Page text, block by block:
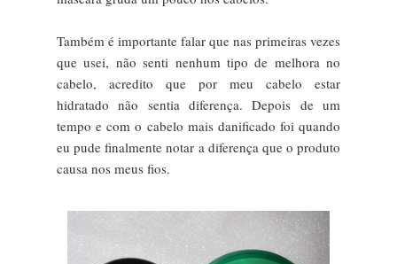
Também é importante falar que nas primeiras vezes
que usei, não senti nenhum tipo de melhora no
cabelo, acredito que por meu cabelo estar
hidratado não sentia diferença. Depois de um
tempo e com o cabelo mais danificado foi quando
eu pude finalmente notar a diferença que o produto
causa nos meus fios.